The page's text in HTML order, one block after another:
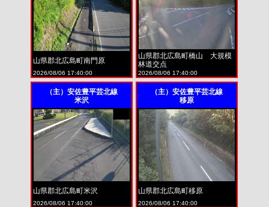
山県郡北広島町南門原
2026/08/06 17:40:00
山県郡北広島町橋山 大規模
林道交点
2026/08/06 17:40:00
（主）安佐豊平芸北線
米沢
山県郡北広島町米沢
2026/08/06 17:40:00
（主）安佐豊平芸北線
移原
山県郡北広島町移原
2026/08/06 17:40:00